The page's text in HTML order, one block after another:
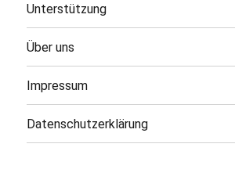
Unterstützung
Über uns
Impressum
Datenschutzerklärung